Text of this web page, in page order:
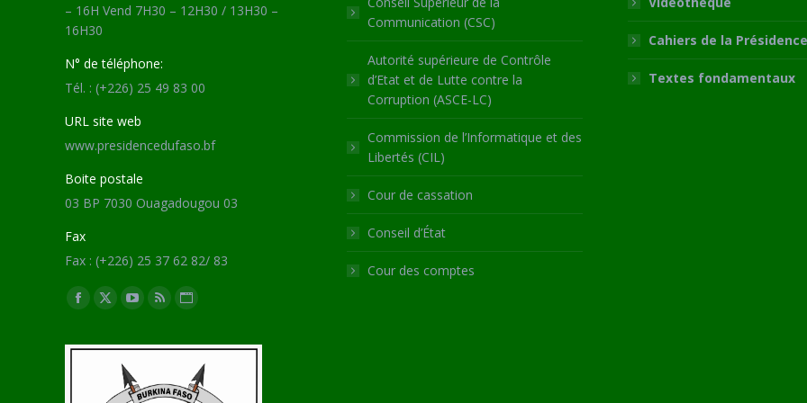
– 16H Vend 7H30 – 12H30 / 13H30 –
16H30
N° de téléphone:
Tél. : (+226) 25 49 83 00
URL site web
www.presidencedufaso.bf
Boite postale
03 BP 7030 Ouagadougou 03
Fax
Fax : (+226) 25 37 62 82/ 83
Trouvez nous sur :
Facebook
opens
X
opens
YouTube
opens
in
RSS
opens
Site
page
opens
Communication (CSC)
Autorité supérieure de Contrôle
d’Etat et de Lutte contre la
Corruption (ASCE-LC)
Commission de l’Informatique et des
Libertés (CIL)
Cour de cassation
Conseil d’État
Cour des comptes
Cahiers de la Présidence
Textes fondamentaux